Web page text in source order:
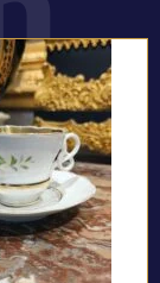
PRODUKT